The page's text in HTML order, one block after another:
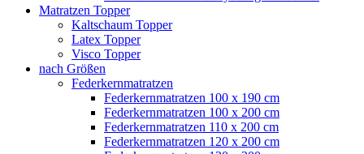
Matratzen Topper
Kaltschaum Topper
Latex Topper
Visco Topper
nach Größen
Federkernmatratzen
Federkernmatratzen 100 x 190 cm
Federkernmatratzen 100 x 200 cm
Federkernmatratzen 110 x 200 cm
Federkernmatratzen 120 x 200 cm